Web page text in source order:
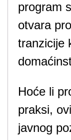
program
otvara
tranzicije
Hoće li
praksi,
javnog